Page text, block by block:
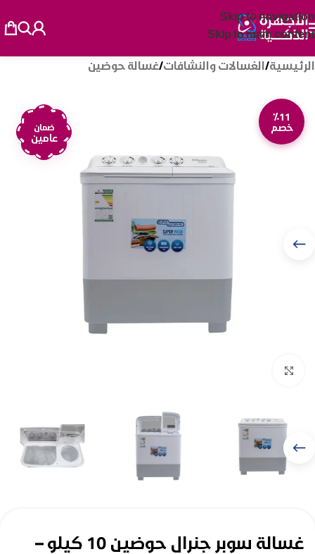
Skip to navigation
Skip to main content
الرئيسية/الغسالات والنشافات/غسالة حوضين
٪11
خصم
ضمان
عامين
غسالة سوبر جنرال حوضين 10 كيلو –